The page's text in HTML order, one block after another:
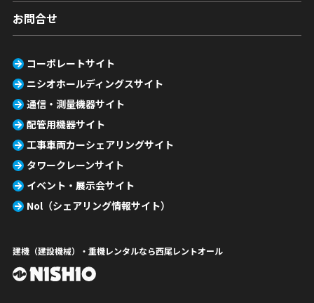
お問合せ
コーポレートサイト
ニシオホールディングスサイト
通信・測量機器サイト
配管用機器サイト
工事車両カーシェアリングサイト
タワークレーンサイト
イベント・展示会サイト
Nol（シェアリング情報サイト）
建機（建設機械）・重機レンタルなら西尾レントオール